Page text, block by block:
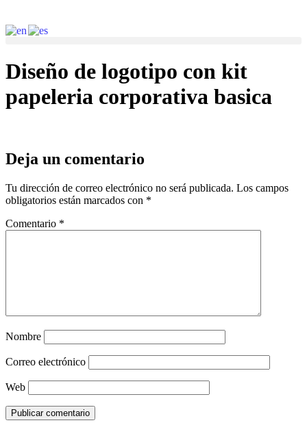
Diseño de logotipo con kit
papeleria corporativa basica
Deja un comentario
Tu dirección de correo electrónico no será publicada. Los campos
obligatorios están marcados con *
Comentario *
Nombre
Correo electrónico
Web